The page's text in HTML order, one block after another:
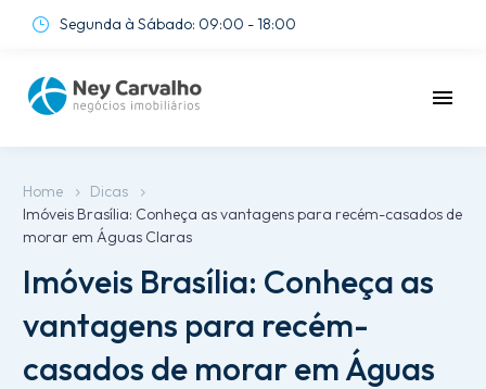
}
} Segunda à Sábado: 09:00 - 18:00
Home
Dicas
Imóveis Brasília: Conheça as vantagens para recém-casados de
morar em Águas Claras
Imóveis Brasília: Conheça as
vantagens para recém-
casados de morar em Águas